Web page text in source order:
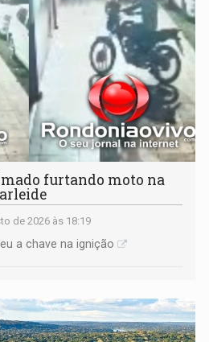
furtando moto na
de 2026 às 18:19
a chave na ignição